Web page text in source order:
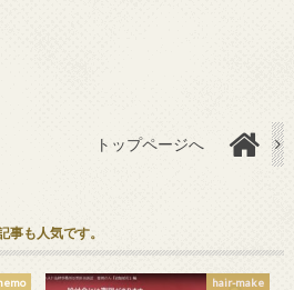
トップページへ
事も人気です。
hair-make